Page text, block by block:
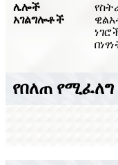
ሌሎች
አገልግሎቶች
ዊል
የበለጠ የሚፈለግ